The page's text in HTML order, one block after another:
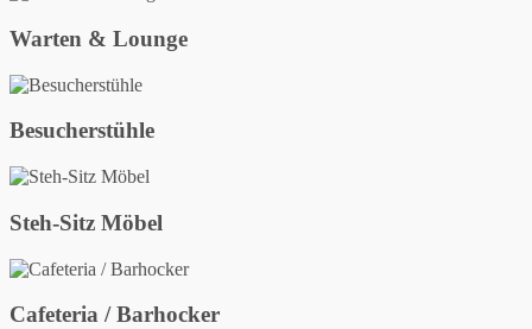
Warten & Lounge
Besucherstühle
Steh-Sitz Möbel
Cafeteria / Barhocker